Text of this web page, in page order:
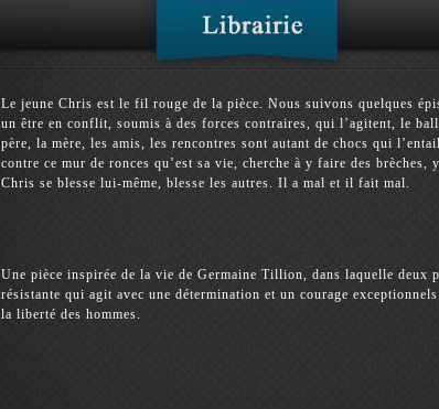
Le jeune Chris est le fil rouge de la pièce. Nous suivons quelques
un être en conflit, soumis à des forces contraires, qui l’agitent, le
père, la mère, les amis, les rencontres sont autant de chocs qui
contre ce mur de ronces qu’est sa vie, cherche à y faire des
Chris se blesse lui-même, blesse les autres. Il a mal et il fait mal.
Une pièce inspirée de la vie de Germaine Tillion, dans laquelle deux
résistante qui agit avec une détermination et un courage
la liberté des hommes.